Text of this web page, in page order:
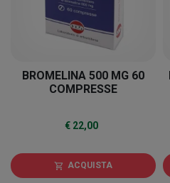
BROMELINA 500 MG 60
COMPRESSE
€ 22,00
shopping_cart ACQUISTA